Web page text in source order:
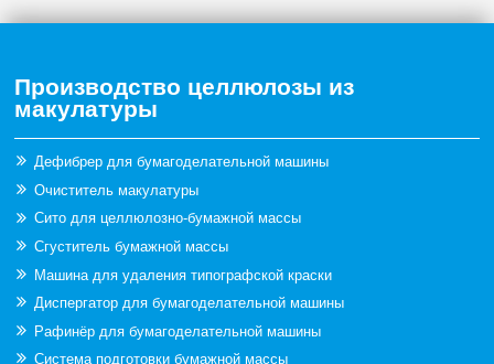
Производство целлюлозы из
макулатуры
Дефибрер для бумагоделательной машины
Очиститель макулатуры
Сито для целлюлозно-бумажной массы
Сгуститель бумажной массы
Машина для удаления типографской краски
Диспергатор для бумагоделательной машины
Рафинёр для бумагоделательной машины
Система подготовки бумажной массы